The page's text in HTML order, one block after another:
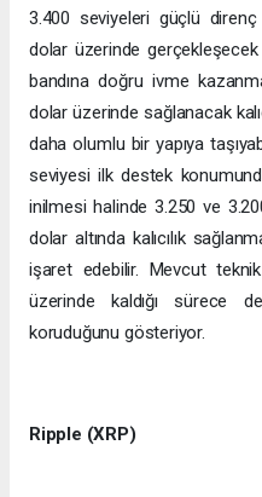
3.400 seviyeleri güçlü
dolar üzerinde gerçekleşecek
bandına doğru ivme
dolar üzerinde sağlanacak
daha olumlu bir yapıya
seviyesi ilk destek
inilmesi halinde 3.250 ve
dolar altında kalıcılık
işaret edebilir. Mevcut
üzerinde kaldığı sürece
koruduğunu gösteriyor.
Ripple (XRP)